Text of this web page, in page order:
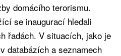
domácího terorismu.
se inaugurací hledali
řadách. V situacích, jako je
databázích a seznamech